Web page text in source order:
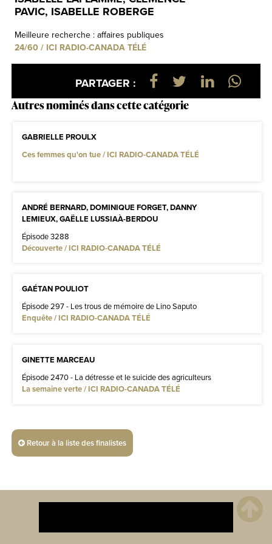
PAVIC, ISABELLE ROBERGE
Meilleure recherche : affaires publiques
24/60 / ICI RADIO-CANADA TÉLÉ
PARTAGER :
Autres nominés dans cette catégorie
GABRIELLE PROULX
Ces femmes qu'on tue / ICI RADIO-CANADA TÉLÉ
ANDRÉ BERNARD, DOMINIQUE FORGET, DANNY
LEMIEUX, GAËLLE LUSSIAÀ-BERDOU
Épisode 3288
Découverte / ICI RADIO-CANADA TÉLÉ
GAÉTAN POULIOT
Épisode 297 - Les trous de mémoire de Lino Saputo
Enquête / ICI RADIO-CANADA TÉLÉ
GINETTE MARCEAU
Épisode 2470 - La détresse et le suicide des agriculteurs
La semaine verte / ICI RADIO-CANADA TÉLÉ
Retour à la liste des finalistes